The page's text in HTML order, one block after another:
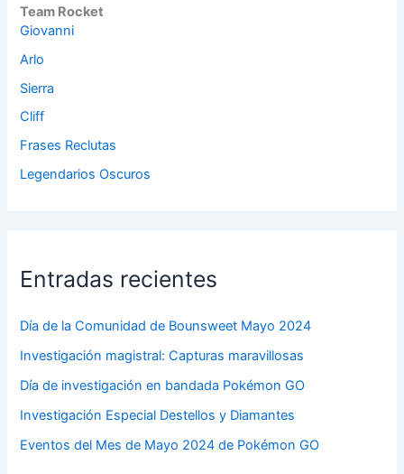
Team Rocket
Giovanni
Arlo
Sierra
Cliff
Frases Reclutas
Legendarios Oscuros
Entradas recientes
Día de la Comunidad de Bounsweet Mayo 2024
Investigación magistral: Capturas maravillosas
Día de investigación en bandada Pokémon GO
Investigación Especial Destellos y Diamantes
Eventos del Mes de Mayo 2024 de Pokémon GO